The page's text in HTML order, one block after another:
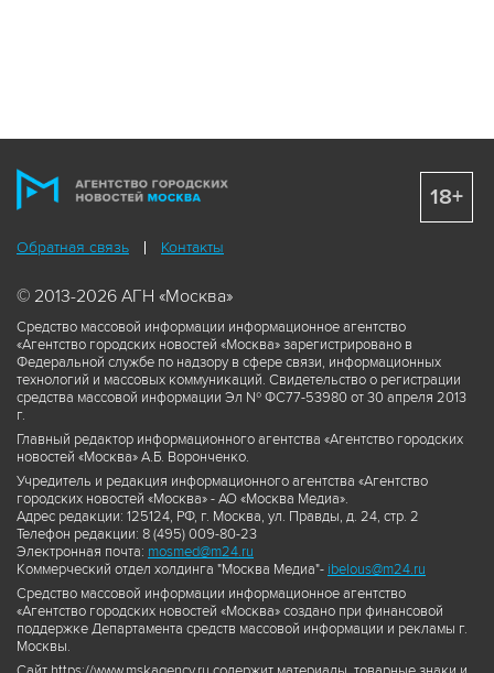
Обратная связь Контакты
© 2013-2026 АГН «Москва»
Средство массовой информации информационное агентство
«Агентство городских новостей «Москва» зарегистрировано в
Федеральной службе по надзору в сфере связи, информационных
технологий и массовых коммуникаций. Свидетельство о регистрации
средства массовой информации Эл № ФС77-53980 от 30 апреля 2013
г.
Главный редактор информационного агентства «Агентство городских
новостей «Москва» А.Б. Воронченко.
Учредитель и редакция информационного агентства «Агентство
городских новостей «Москва» - АО «Москва Медиа».
Адрес редакции: 125124, РФ, г. Москва, ул. Правды, д. 24, стр. 2
Телефон редакции: 8 (495) 009-80-23
Электронная почта: mosmed@m24.ru
Коммерческий отдел холдинга "Москва Медиа"- ibelous@m24.ru
Средство массовой информации информационное агентство
«Агентство городских новостей «Москва» создано при финансовой
поддержке Департамента средств массовой информации и рекламы г.
Москвы.
18+